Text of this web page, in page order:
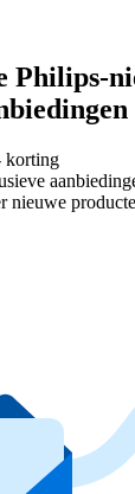
Philips-
korting
nieuwe